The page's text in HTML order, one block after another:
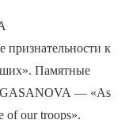
к
Памятные
GASANOVA — «As
of our troops».